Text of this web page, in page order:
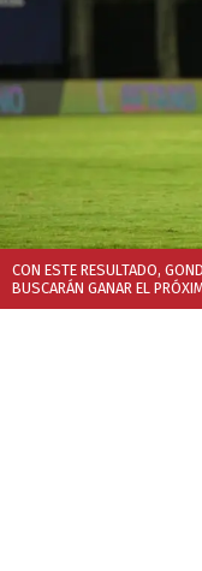
CON ESTE RESULTADO,
BUSCARÁN GANAR EL